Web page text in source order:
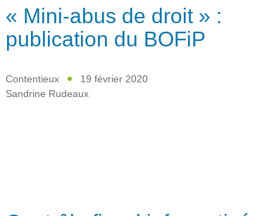
« Mini-abus de droit » :
publication du BOFiP
Contentieux
19 février 2020
Sandrine Rudeaux